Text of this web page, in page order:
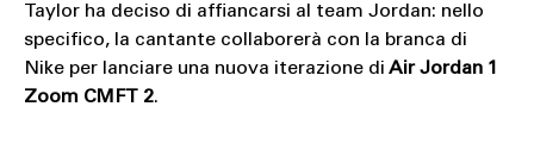
Taylor ha deciso di affiancarsi al team Jordan: nello
specifico, la cantante collaborerà con la branca di
Nike per lanciare una nuova iterazione di Air Jordan 1
Zoom CMFT 2.